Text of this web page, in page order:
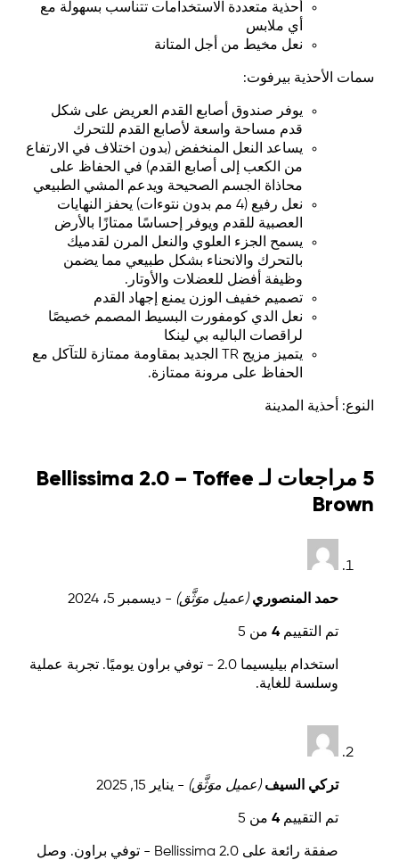
أحذية متعددة الاستخدامات تتناسب بسهولة مع
أي ملابس
نعل مخيط من أجل المتانة
سمات الأحذية بيرفوت:
يوفر صندوق أصابع القدم العريض على شكل
قدم مساحة واسعة لأصابع القدم للتحرك
يساعد النعل المنخفض (بدون اختلاف في الارتفاع
من الكعب إلى أصابع القدم) في الحفاظ على
محاذاة الجسم الصحيحة ويدعم المشي الطبيعي
نعل رفيع (4 مم بدون نتوءات) يحفز النهايات
العصبية للقدم ويوفر إحساسًا ممتازًا بالأرض
يسمح الجزء العلوي والنعل المرن لقدميك
بالتحرك والانحناء بشكل طبيعي مما يضمن
وظيفة أفضل للعضلات والأوتار.
تصميم خفيف الوزن يمنع إجهاد القدم
نعل الدي كومفورت البسيط المصمم خصيصًا
لراقصات الباليه بي لينكا
يتميز مزيج TR الجديد بمقاومة ممتازة للتآكل مع
الحفاظ على مرونة ممتازة.
النوع: أحذية المدينة
5 مراجعات لـ
Bellissima 2.0 – Toffee
Brown
حمد المنصوري(عميل موَثَّق) - ديسمبر 5، 2024
تم التقييم 4 من 5
استخدام بيليسيما 2.0 - توفي براون يوميًا. تجربة عملية
وسلسة للغاية.
تركي السيف(عميل موَثَّق) - يناير 15, 2025
تم التقييم 4 من 5
صفقة رائعة على Bellissima 2.0 - توفي براون. وصل